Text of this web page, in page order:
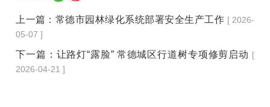
上一篇： 常德市园林绿化系统部署安全生产工作 [ 2026-
05-07 ]
下一篇： 让路灯“露脸” 常德城区行道树专项修剪启动 [
2026-04-21 ]